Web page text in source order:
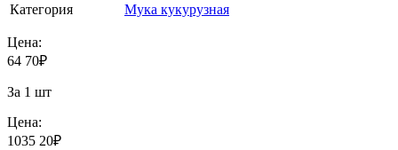
Категория
Мука кукурузная
Цена:
64 70₽
За 1 шт
Цена:
1035 20₽